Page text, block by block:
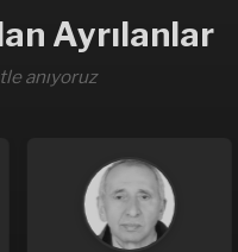
Ayrılanlar
anıyoruz